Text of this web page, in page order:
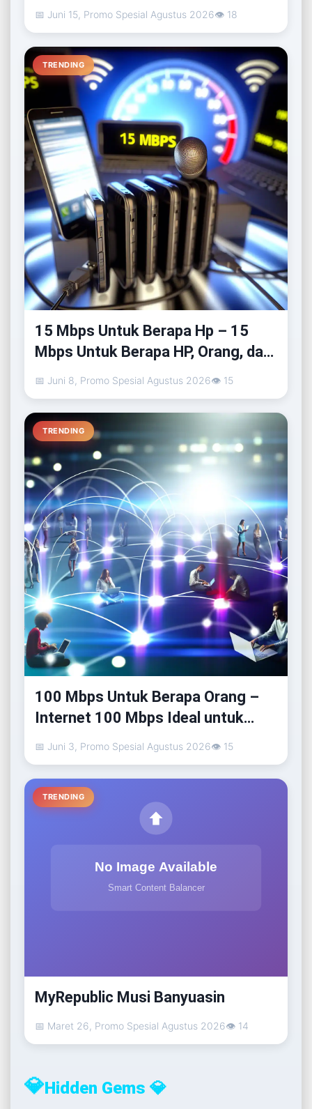
Perbandingan 2.4 Ghz Wifi vs 5Ghz
📅 Juni 15, Promo Spesial Agustus 2026👁 18
TRENDING
15 Mbps Untuk Berapa Hp – 15
Mbps Untuk Berapa HP, Orang, dan
Kapasitas Data
📅 Juni 8, Promo Spesial Agustus 2026👁 15
TRENDING
100 Mbps Untuk Berapa Orang –
Internet 100 Mbps Ideal untuk
Berapa Orang? Panduan Lengkap
📅 Juni 3, Promo Spesial Agustus 2026👁 15
TRENDING
MyRepublic Musi Banyuasin
📅 Maret 26, Promo Spesial Agustus 2026👁 14
💎Hidden Gems 💎